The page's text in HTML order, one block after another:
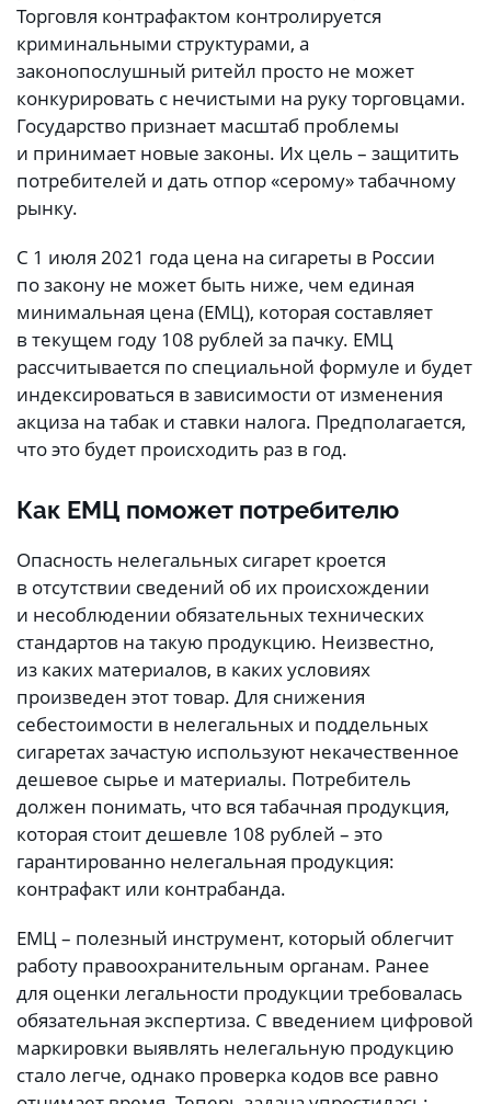
Торговля контрафактом контролируется
криминальными структурами, а
законопослушный ритейл просто не может
конкурировать с нечистыми на руку торговцами.
Государство признает масштаб проблемы
и принимает новые законы. Их цель – защитить
потребителей и дать отпор «серому» табачному
рынку.
С 1 июля 2021 года цена на сигареты в России
по закону не может быть ниже, чем единая
минимальная цена (ЕМЦ), которая составляет
в текущем году 108 рублей за пачку. ЕМЦ
рассчитывается по специальной формуле и будет
индексироваться в зависимости от изменения
акциза на табак и ставки налога. Предполагается,
что это будет происходить раз в год.
Как ЕМЦ поможет потребителю
Опасность нелегальных сигарет кроется
в отсутствии сведений об их происхождении
и несоблюдении обязательных технических
стандартов на такую продукцию. Неизвестно,
из каких материалов, в каких условиях
произведен этот товар. Для снижения
себестоимости в нелегальных и поддельных
сигаретах зачастую используют некачественное
дешевое сырье и материалы. Потребитель
должен понимать, что вся табачная продукция,
которая стоит дешевле 108 рублей – это
гарантированно нелегальная продукция:
контрафакт или контрабанда.
ЕМЦ – полезный инструмент, который облегчит
работу правоохранительным органам. Ранее
для оценки легальности продукции требовалась
обязательная экспертиза. С введением цифровой
маркировки выявлять нелегальную продукцию
стало легче, однако проверка кодов все равно